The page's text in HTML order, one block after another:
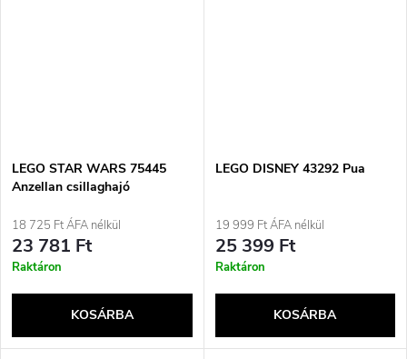
LEGO STAR WARS 75445
Anzellan csillaghajó
18 725 Ft ÁFA nélkül
23 781 Ft
Raktáron
KOSÁRBA
LEGO DISNEY 43292 Pua
19 999 Ft ÁFA nélkül
25 399 Ft
Raktáron
KOSÁRBA